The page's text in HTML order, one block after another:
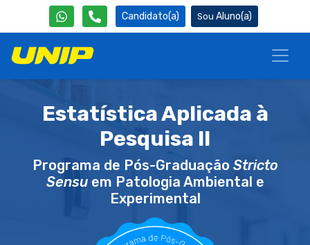
Candidato(a) Aluno(a)
Estatística Aplicada à
Pesquisa II
Programa de Pós-Graduação Stricto
Sensuem Patologia Ambiental e
Experimental